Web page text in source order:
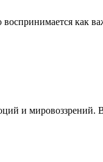
как
и мировоззрений.